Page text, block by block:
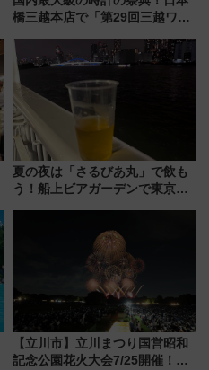
橋三越本店で「第29回三越ワー
【2026年8月5日～25日】
夏の夜は「さるびあ丸」で飲も
う！船上ビアガーデンで東京湾
【立川市】立川まつり国営昭和
記念公園花火大会7/25開催！